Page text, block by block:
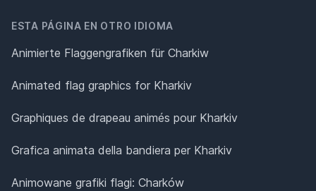
ESTA PÁGINA EN OTRO IDIOMA
Animierte Flaggengrafiken für Charkiw
Animated flag graphics for Kharkiv
Graphiques de drapeau animés pour Kharkiv
Grafica animata della bandiera per Kharkiv
Animowane grafiki flagi: Charków